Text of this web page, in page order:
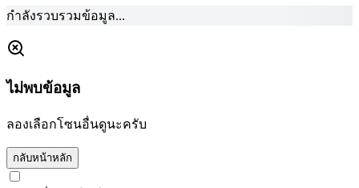
กำลังรวบรวมข้อมูล...
ไม่พบข้อมูล
ลองเลือกโซนอื่นดูนะครับ
กลับหน้าหลัก